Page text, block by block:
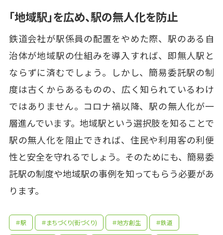
「地域駅」を広め、駅の無人化を防止
鉄道会社が駅係員の配置をやめた際、駅のある自
治体が地域駅の仕組みを導入すれば、即無人駅と
ならずに済むでしょう。しかし、簡易委託駅の制
度は古くからあるものの、広く知られているわけ
ではありません。コロナ禍以降、駅の無人化が一
層進んでいます。地域駅という選択肢を知ることで
駅の無人化を阻止できれば、住民や利用客の利便
性と安全を守れるでしょう。そのためにも、簡易委
託駅の制度や地域駅の事例を知ってもらう必要があ
ります。
＃駅 ＃まちづくり(街づくり) ＃地方創生 ＃鉄道